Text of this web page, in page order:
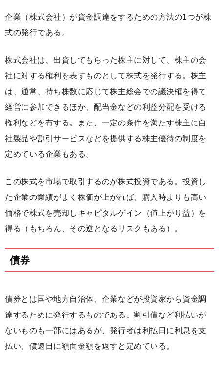
企業（株式会社）が資金調達をするための方法の1つが株
式の発行である。
株式会社は、出資してもらった株主に対して、株主の会
社に対する権利を表すものとして株式を発行する。株主
は、通常、持ち株数に応じて株主総会での議決権を得て
経営に参加できるほか、配当金などの利益分配を受ける
権利などを有する。また、一定の条件を満たす株主に自
社製品や割引サービスなどを提供する株主優待の制度を
定めている企業もある。
この株式を市場で取引するのが株式投資である。投資し
た企業の業績がよく株価が上がれば、購入時よりも高い
価格で株式を売却しキャピタルゲイン（値上がり益）を
得る（もちろん、その逆となるリスクもある）。
債券
債券とは国や地方自治体、企業などが投資家から資金調
達するために発行するものである。割引債など利払いが
ないものも一部にはあるが、発行者は利払日に利息を支
払い、償還日に額面金額を返すと定めている。